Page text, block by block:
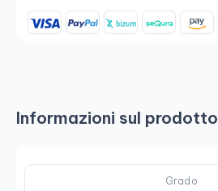
Informazioni sul prodotto
Grado